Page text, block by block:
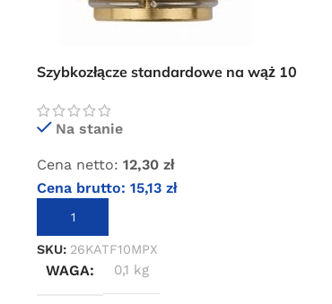
Szybkozłącze standardowe na wąż 10
Na stanie
Cena netto: 12,30zł
Cena brutto:15,13zł
DODAJ DO KOSZYKA
SKU: 26KATF10MPX
WAGA 0,1 kg